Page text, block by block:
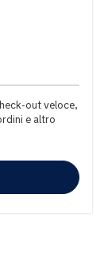
out veloce,
e altro